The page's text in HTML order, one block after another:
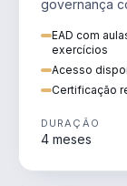
governança
EAD com
exercícios
Acesso
Certificação
DURAÇÃO
4 meses